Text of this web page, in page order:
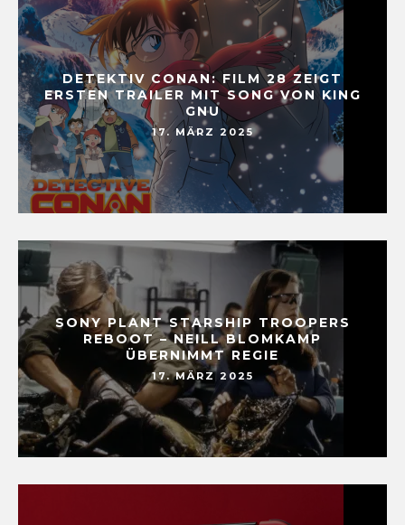
DETEKTIV CONAN: FILM 28 ZEIGT
ERSTEN TRAILER MIT SONG VON KING
GNU
17. MÄRZ 2025
SONY PLANT STARSHIP TROOPERS
REBOOT – NEILL BLOMKAMP
ÜBERNIMMT REGIE
17. MÄRZ 2025